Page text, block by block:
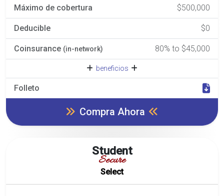
Máximo de cobertura $500,000
Deducible $0
Coinsurance (in-network) 80% to $45,000
beneficios
Folleto
Compra Ahora
Student
Secure
Select